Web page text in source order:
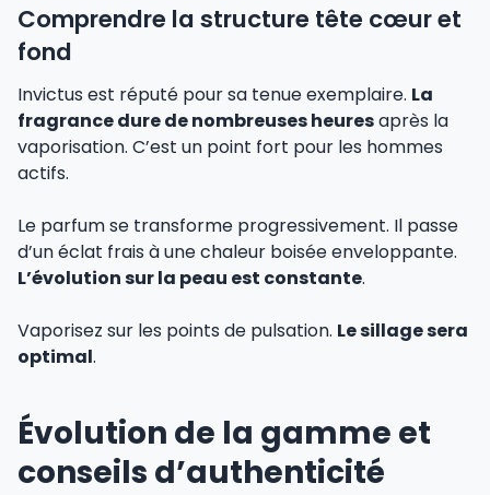
Comprendre la structure tête cœur et
fond
Invictus est réputé pour sa tenue exemplaire. La
fragrance dure de nombreuses heuresaprès la
vaporisation. C’est un point fort pour les hommes
actifs.
Le parfum se transforme progressivement. Il passe
d’un éclat frais à une chaleur boisée enveloppante.
L’évolution sur la peau est constante.
Vaporisez sur les points de pulsation. Le sillage sera
optimal.
Évolution de la gamme et
conseils d’authenticité